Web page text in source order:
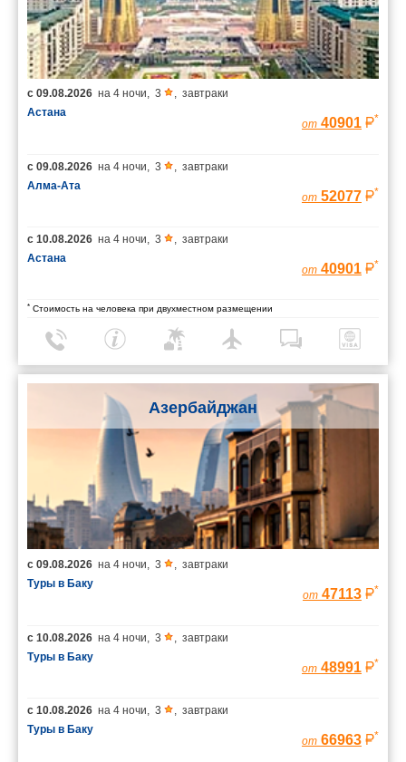
с 09.08.2026 на 4 ночи, 3 , завтраки
Астана
от 40901 *
с 09.08.2026 на 4 ночи, 3 , завтраки
Алма-Ата
от 52077 *
с 10.08.2026 на 4 ночи, 3 , завтраки
Астана
от 40901 *
* Стоимость на человека при двухместном размещении
Азербайджан
с 09.08.2026 на 4 ночи 3
завтраки
Туры в Баку
от 47113 *
с 10.08.2026 на 4 ночи 3
завтраки
Туры в Баку
от 48991 *
с 10.08.2026 на 4 ночи 3
завтраки
Туры в Баку
от 66963 *